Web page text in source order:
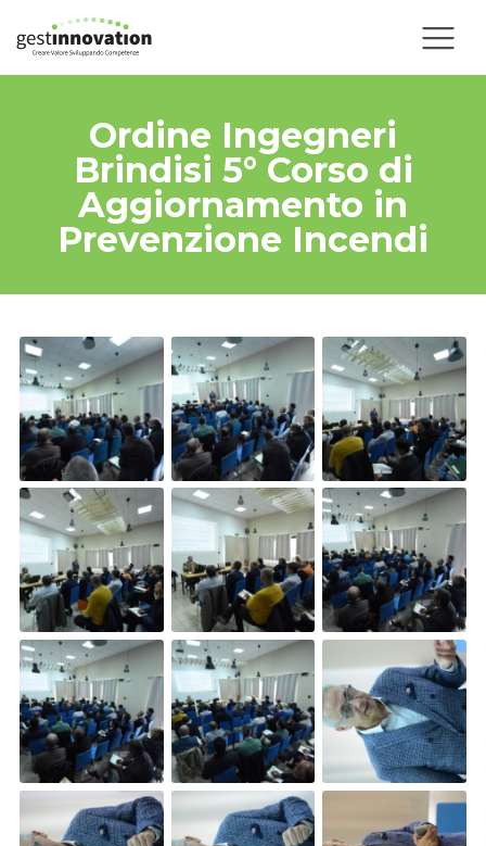
Ordine Ingegneri
Brindisi 5° Corso di
Aggiornamento in
Prevenzione Incendi